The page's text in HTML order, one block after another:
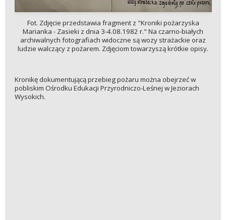
Fot. Zdjęcie przedstawia fragment z "Kroniki pożarzyska
Marianka - Zasieki z dnia 3-4.08.1982 r." Na czarno-białych
archiwalnych fotografiach widoczne są wozy strażackie oraz
ludzie walczący z pożarem. Zdjęciom towarzyszą krótkie opisy.
Kronikę dokumentującą przebieg pożaru można obejrzeć w
pobliskim Ośrodku Edukacji Przyrodniczo-Leśnej w Jeziorach
Wysokich.